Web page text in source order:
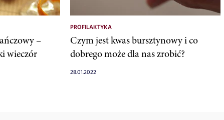
–
wieczór
PROFILAKTYKA
Czym jest kwas bursztynowy i co
dobrego może dla nas zrobić?
28.01.2022